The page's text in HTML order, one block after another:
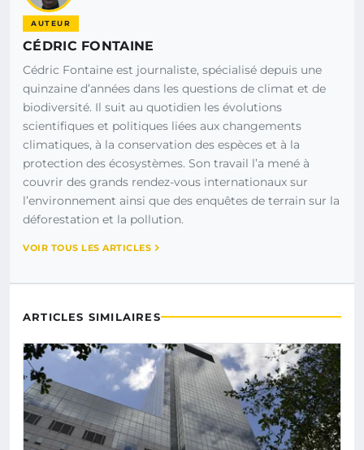
AUTEUR
CÉDRIC FONTAINE
Cédric Fontaine est journaliste, spécialisé depuis une
quinzaine d’années dans les questions de climat et de
biodiversité. Il suit au quotidien les évolutions
scientifiques et politiques liées aux changements
climatiques, à la conservation des espèces et à la
protection des écosystèmes. Son travail l’a mené à
couvrir des grands rendez-vous internationaux sur
l’environnement ainsi que des enquêtes de terrain sur la
déforestation et la pollution.
VOIR TOUS LES ARTICLES
ARTICLES SIMILAIRES